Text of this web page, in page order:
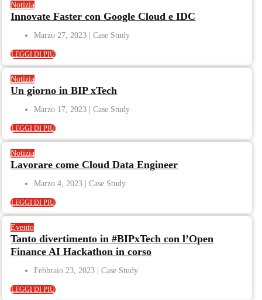
Notizia
Innovate Faster con Google Cloud e IDC
Marzo 27, 2023
LEGGI DI PIÙ
Notizia
Un giorno in BIP xTech
Marzo 17, 2023
LEGGI DI PIÙ
Notizia
Lavorare come Cloud Data Engineer
Marzo 4, 2023
LEGGI DI PIÙ
Evento
Tanto divertimento in #BIPxTech con l’Open
Finance AI Hackathon in corso
Febbraio 23, 2023
LEGGI DI PIÙ